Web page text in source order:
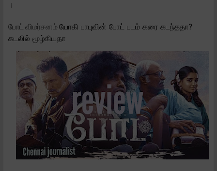
போட் விமர்சனம் யோகி பாபுவின் போட் படம் கரை கடந்ததா?
கடலில் மூழ்கியதா